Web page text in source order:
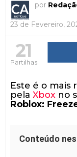
por
23 de Fevereiro,
21
Partilhas
Este é o mais
pela Xbox no
Roblox:
Conteúdo